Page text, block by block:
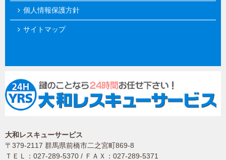
個人情報保護方針
サイトマップ
大和レスキューサービス
〒379-2117 群馬県前橋市二之宮町869-8
ＴＥＬ：027-289-5370 / ＦＡＸ：027-289-5371